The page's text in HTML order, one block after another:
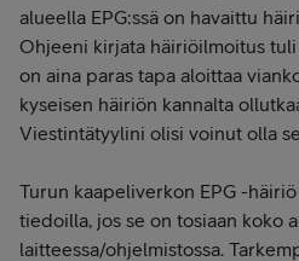
alueella EPG:ssä on havaittu
Ohjeeni kirjata häiriöilmoitus tuli
on aina paras tapa aloittaa
kyseisen häiriön kannalta
Viestintätyylini olisi voinut olla
Turun kaapeliverkon EPG -
tiedoilla, jos se on tosiaan koko
laitteessa/ohjelmistossa.